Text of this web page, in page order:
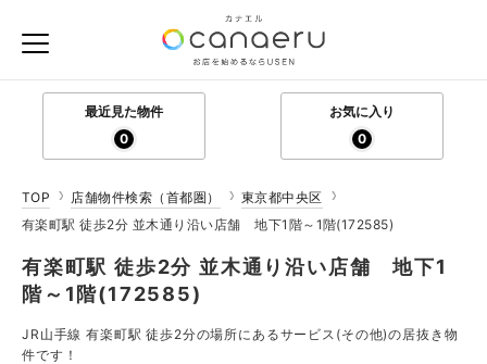
最近見た物件
0
お気に入り
0
TOP 店舗物件検索（首都圏）
東京都中央区
有楽町駅 徒歩2分 並木通り沿い店舗 地下1階～1階(172585)
有楽町駅 徒歩2分 並木通り沿い店舗 地下1
階～1階(172585)
JR山手線 有楽町駅 徒歩2分の場所にあるサービス(その他)の居抜き物
件です！